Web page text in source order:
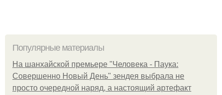
Популярные материалы
На шанхайской премьере "Человека - Паука:
Совершенно Новый День" зендея выбрала не
просто очередной наряд, а настоящий артефакт